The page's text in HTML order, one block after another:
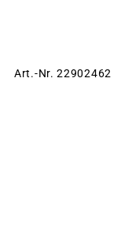
Art.-Nr. 22902462